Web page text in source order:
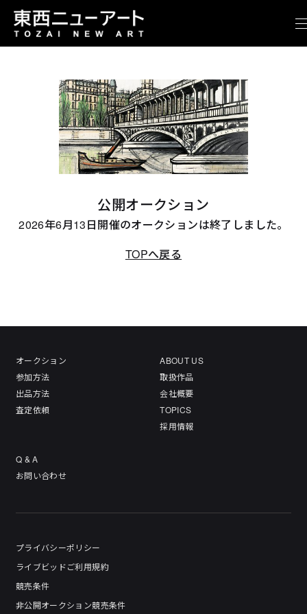
公開オークション
2026年6月13日開催のオークションは終了しました。
TOPへ戻る
オークション
参加方法
出品方法
査定依頼
ABOUT US
取扱作品
会社概要
TOPICS
採用情報
Q & A
お問い合わせ
プライバシーポリシー
ライブビッドご利用規約
競売条件
非公開オークション競売条件